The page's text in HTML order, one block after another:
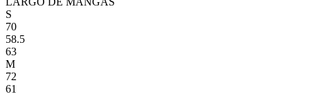
S
70
58.5
63
M
72
61